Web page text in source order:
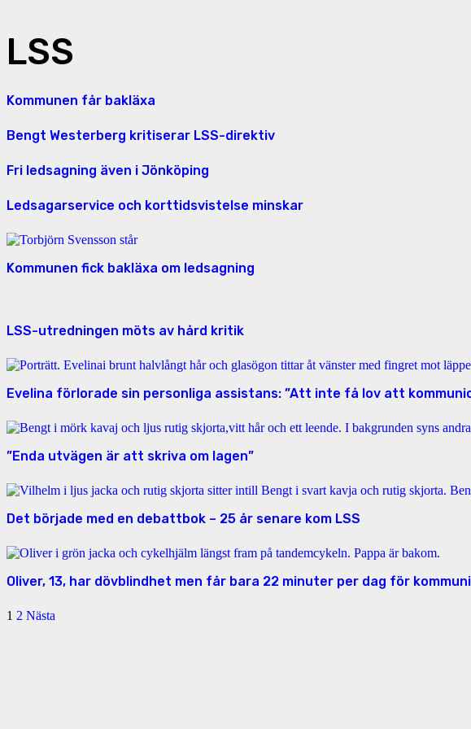
LSS
Kommunen får bakläxa
Bengt Westerberg kritiserar LSS-direktiv
Fri ledsagning även i Jönköping
Ledsagarservice och korttidsvistelse minskar
Kommunen fick bakläxa om ledsagning
LSS-utredningen möts av hård kritik
Evelina förlorade sin personliga assistans: ”Att inte få lov att
”Enda utvägen är att skriva om lagen”
Det började med en debattbok – 25 år senare kom LSS
Oliver, 13, har dövblindhet men får bara 22 minuter per dag för
1 2 Nästa